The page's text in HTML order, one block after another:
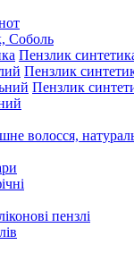
Соболь
Пензлик
Пензлик
Пензлик
волосся,
пензлі